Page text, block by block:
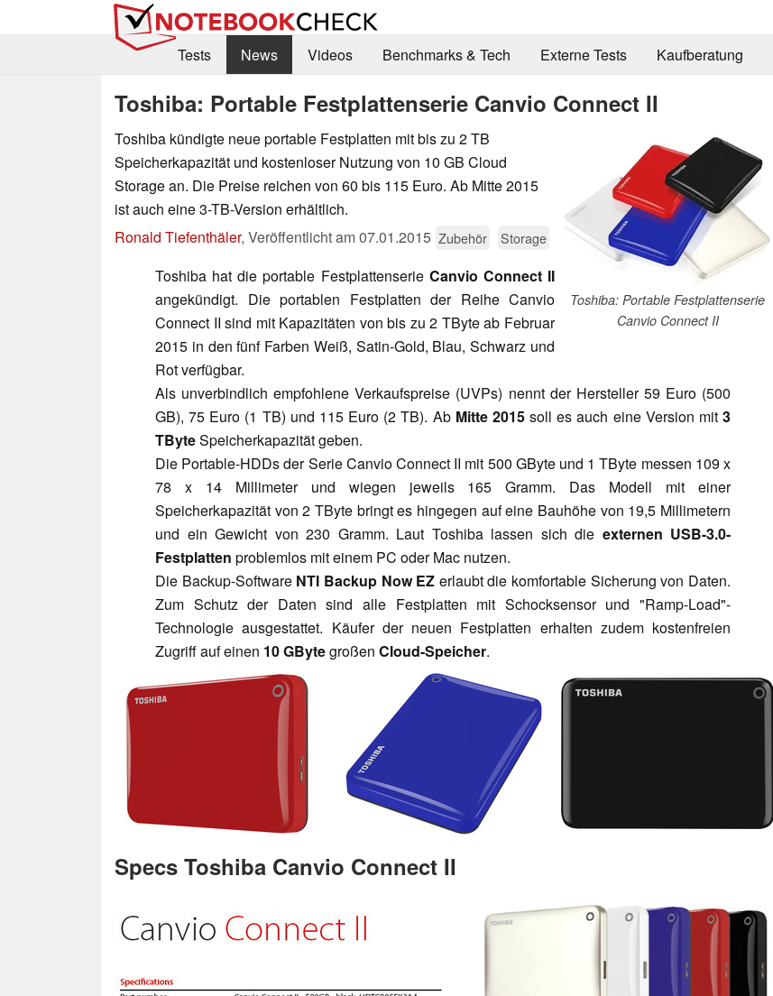
Tests
News Videos Benchmarks & Tech Externe Tests Kaufberatung
Toshiba: Portable Festplattenserie Canvio Connect II
Toshiba: Portable Festplattenserie
Canvio Connect II
Toshiba kündigte neue portable Festplatten mit bis zu 2 TB
Speicherkapazität und kostenloser Nutzung von 10 GB Cloud
Storage an. Die Preise reichen von 60 bis 115 Euro. Ab Mitte 2015
ist auch eine 3-TB-Version erhältlich.
Ronald Tiefenthäler, Veröffentlicht am07.01.2015 Zubehör Storage
Toshiba hat die portable Festplattenserie Canvio Connect II
angekündigt. Die portablen Festplatten der Reihe Canvio
Connect II sind mit Kapazitäten von bis zu 2 TByte ab Februar
2015 in den fünf Farben Weiß, Satin-Gold, Blau, Schwarz und
Rot verfügbar.
Als unverbindlich empfohlene Verkaufspreise (UVPs) nennt der Hersteller 59 Euro (500
GB), 75 Euro (1 TB) und 115 Euro (2 TB). Ab Mitte 2015soll es auch eine Version mit3
TByteSpeicherkapazität geben.
Die Portable-HDDs der Serie Canvio Connect II mit 500 GByte und 1 TByte messen 109 x
78 x 14 Millimeter und wiegen jeweils 165 Gramm. Das Modell mit einer
Speicherkapazität von 2 TByte bringt es hingegen auf eine Bauhöhe von 19,5 Millimetern
und ein Gewicht von 230 Gramm. Laut Toshiba lassen sich die externen USB-3.0-
Festplatten problemlos mit einem PC oder Mac nutzen.
Die Backup-Software NTI Backup Now EZ erlaubt die komfortable Sicherung von Daten.
Zum Schutz der Daten sind alle Festplatten mit Schocksensor und "Ramp-Load"-
Technologie ausgestattet. Käufer der neuen Festplatten erhalten zudem kostenfreien
Zugriff auf einen 10 GBytegroßen Cloud-Speicher.
Specs Toshiba Canvio Connect II